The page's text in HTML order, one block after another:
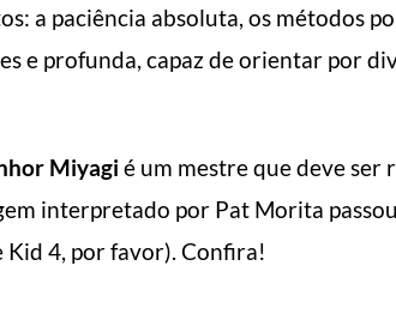
a paciência absoluta, os métodos
e profunda, capaz de orientar por
Miyagi é um mestre que deve ser
interpretado por Pat Morita
Kid 4, por favor). Confira!